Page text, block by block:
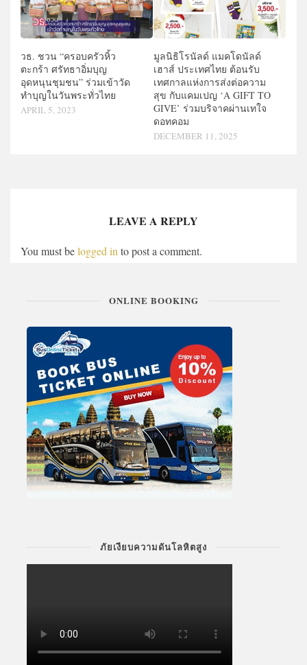
วธ. ชวน “ครอบครัวหิ้ว
ตะกร้า ศรัทธาอิ่มบุญ
อุดหนุนชุมชน” ร่วมเข้าวัด
ทำบุญในวันพระทั่วไทย
APRIL 5, 2023
มูลนิธิโรนัลด์ แมคโดนัลด์
เฮาส์ ประเทศไทย ต้อนรับ
เทศกาลแห่งการส่งต่อความ
สุข กับแคมเปญ ‘A GIFT TO
GIVE’ ร่วมบริจาคผ่านเทใจ
ดอทคอม
DECEMBER 11, 2025
LEAVE A REPLY
You must belogged into post a comment.
ONLINE BOOKING
ภัยเงียบความดันโลหิตสูง